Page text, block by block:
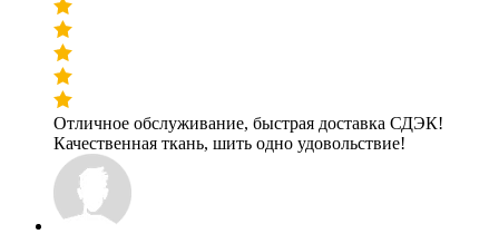
Отличное обслуживание, быстрая доставка СДЭК!
Качественная ткань, шить одно удовольствие!